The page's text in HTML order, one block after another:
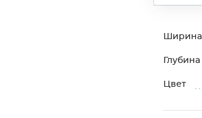
Ширина
Глубина
Цвет